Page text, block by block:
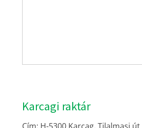
Karcagi raktár